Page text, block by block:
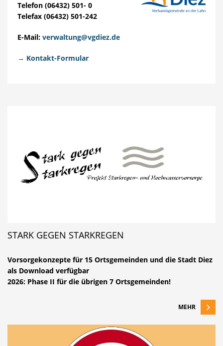
Telefon (06432) 501- 0
Telefax (06432) 501-242
E-Mail: verwaltung@vgdiez.de
→ Kontakt-Formular
STARK GEGEN STARKREGEN
Vorsorgekonzepte für 15 Ortsgemeinden und die Stadt Diez
als Download verfügbar
2026: Phase II für die übrigen 7 Ortsgemeinden!
MEHR